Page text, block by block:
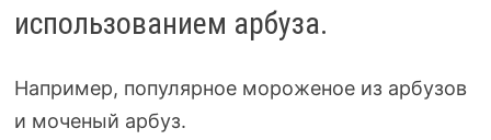
использованием арбуза.
Например, популярное мороженое из арбузов
и моченый арбуз.